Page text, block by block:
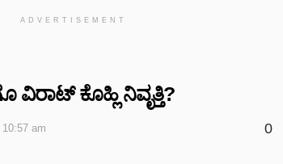
ADVERTISEMENT
ವಿರಾಟ್ ಕೊಹ್ಲಿ ನಿವೃತ್ತಿ?
am 0